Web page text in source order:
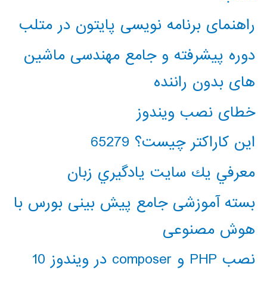
راهنمای برنامه نویسی پایتون در متلب
دوره پیشرفته و جامع مهندسی ماشین
های بدون راننده
خطای نصب ویندوز
این کاراکتر چیست؟ 65279
معرفي يك سايت يادگيري زبان
بسته آموزشی جامع پیش بینی بورس با
هوش مصنوعی
نصب PHP و composer در ویندوز 10